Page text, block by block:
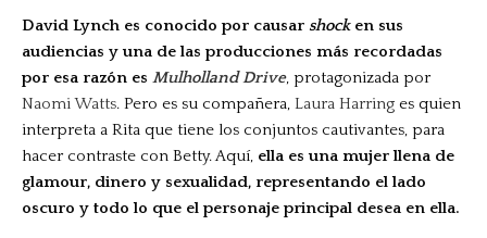
David Lynch es conocido por causar shocken sus
audiencias y una de las producciones más recordadas
por esa razón es Mulholland Drive, protagonizada por
Naomi Watts. Pero es su compañera, Laura Harring es quien
interpreta a Rita que tiene los conjuntos cautivantes, para
hacer contraste con Betty. Aquí, ella es una mujer llena de
glamour, dinero y sexualidad, representando el lado
oscuro y todo lo que el personaje principal desea en ella.